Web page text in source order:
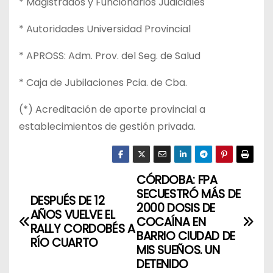
* Autoridades Universidad Provincial
* APROSS: Adm. Prov. del Seg. de Salud
* Caja de Jubilaciones Pcia. de Cba.
(*) Acreditación de aporte provincial a
establecimientos de gestión privada.
a
CÓRDOBA: FPA
SECUESTRÓ MÁS DE
2000 DOSIS DE
COCAÍNA EN
BARRIO CIUDAD DE
MIS SUEÑOS. UN
DETENIDO
DESPUÉS DE 12
AÑOS VUELVE EL
RALLY CORDOBÉS A
RÍO CUARTO